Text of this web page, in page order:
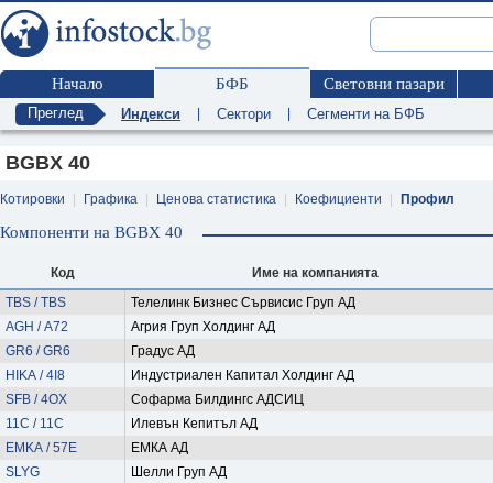
Начало БФБ Световни пазари
Преглед Индекси Сектори Сегменти на БФБ
BGBX 40
Котировки Графика Ценова статистика Коефициенти Профил
Компоненти на BGBX 40
Код
Име на компанията
TBS / TBS
Телелинк Бизнес Сървисис Груп АД
AGH / A72
Агрия Груп Холдинг АД
GR6 / GR6
Градус АД
HIKA / 4I8
Индустриален Капитал Холдинг АД
SFB / 4OX
Софарма Билдингс АДСИЦ
11C / 11C
Илевън Кепитъл АД
EMKA / 57E
ЕМКА АД
SLYG
Шелли Груп АД